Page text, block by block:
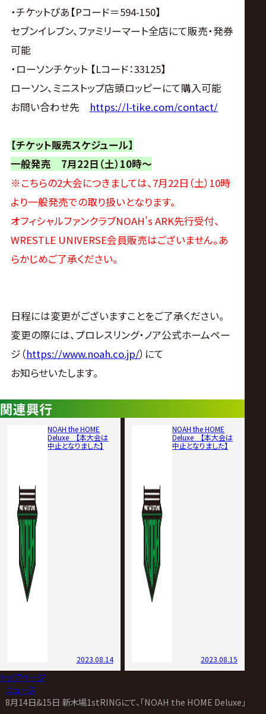
・チケットぴあ【Pコード＝594-150】
セブンイレブン、ファミリーマート全店にて販売・発券
可能
・ローソンチケット 【Lコード：33125】
ローソン、ミニストップ店頭ロッピーにて購入可能
お問い合わせ先 https://l-tike.com/contact/
【チケット販売スケジュール】
一般発売 7月22日（土）10時〜
※こちらの2大会につきましては、7月22日（土）10時
より一般発売での取り扱いとなります。
オフィシャルファンクラブNOAH’s ARK先行受付、
WRESTLE UNIVERSE会員販売はございません。あ
らかじめご了承ください。
日程には変更がございますことをご了承ください。
変更の際には、プロレスリング・ノア公式ホームペー
ジ（https://www.noah.co.jp/）にて
お知らせいたします。
関連興行
NOAH the HOME
Deluxe 【本大会は
中止となりました】
2023.08.14
NOAH the HOME
Deluxe 【本大会は
中止となりました】
2023.08.15
トップページ
ニュース
8月14日&15日 新木場1stRINGにて、「NOAH the HOME Deluxe」開催